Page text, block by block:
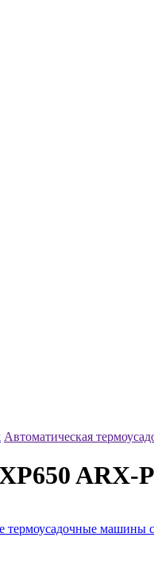
Автоматическая
ARX-P
термоусадочные машины